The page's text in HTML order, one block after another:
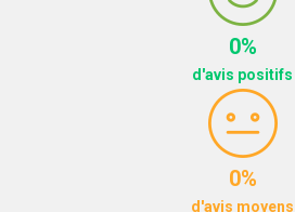
0%
d'avis positifs
0%
d'avis moyens